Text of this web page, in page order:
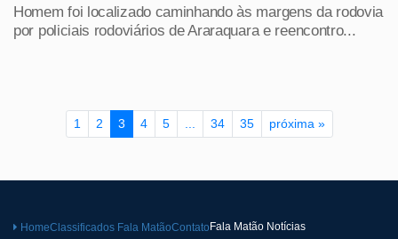
Homem foi localizado caminhando às margens da rodovia
por policiais rodoviários de Araraquara e reencontro...
1 2 3 4 5 34 35 próxima »
HomeClassificados Fala MatãoContato Fala Matão Notícias